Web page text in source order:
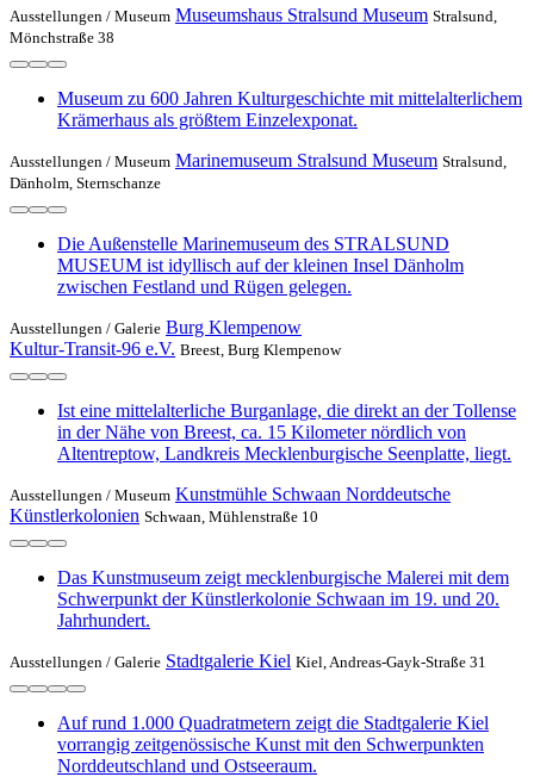
Ausstellungen / Museum Museumshaus Stralsund Museum Stralsund,
Mönchstraße 38
Museum zu 600 Jahren Kulturgeschichte mit mittelalterlichem
Krämerhaus als größtem Einzelexponat.
Ausstellungen / Museum Marinemuseum Stralsund Museum Stralsund,
Dänholm, Sternschanze
Die Außenstelle Marinemuseum des STRALSUND
MUSEUM ist idyllisch auf der kleinen Insel Dänholm
zwischen Festland und Rügen gelegen.
Ausstellungen / Galerie Burg Klempenow
Kultur-Transit-96 e.V. Breest, Burg Klempenow
Ist eine mittelalterliche Burganlage, die direkt an der Tollense
in der Nähe von Breest, ca. 15 Kilometer nördlich von
Altentreptow, Landkreis Mecklenburgische Seenplatte, liegt.
Ausstellungen / Museum Kunstmühle Schwaan Norddeutsche
Künstlerkolonien Schwaan, Mühlenstraße 10
Das Kunstmuseum zeigt mecklenburgische Malerei mit dem
Schwerpunkt der Künstlerkolonie Schwaan im 19. und 20.
Jahrhundert.
Ausstellungen / Galerie Stadtgalerie Kiel Kiel, Andreas-Gayk-Straße 31
Auf rund 1.000 Quadratmetern zeigt die Stadtgalerie Kiel
vorrangig zeitgenössische Kunst mit den Schwerpunkten
Norddeutschland und Ostseeraum.